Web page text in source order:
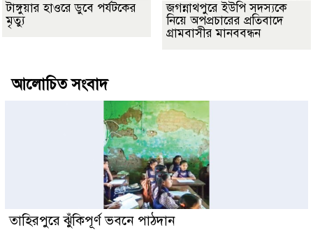
টাঙ্গুয়ার হাওরে ডুবে পর্যটকের
মৃত্যু
জগন্নাথপুরে ইউপি সদস্যকে
নিয়ে অপপ্রচারের প্রতিবাদে
গ্রামবাসীর মানববন্ধন
আলোচিত সংবাদ
তাহিরপুরে ঝুঁকিপূর্ণ ভবনে পাঠদান